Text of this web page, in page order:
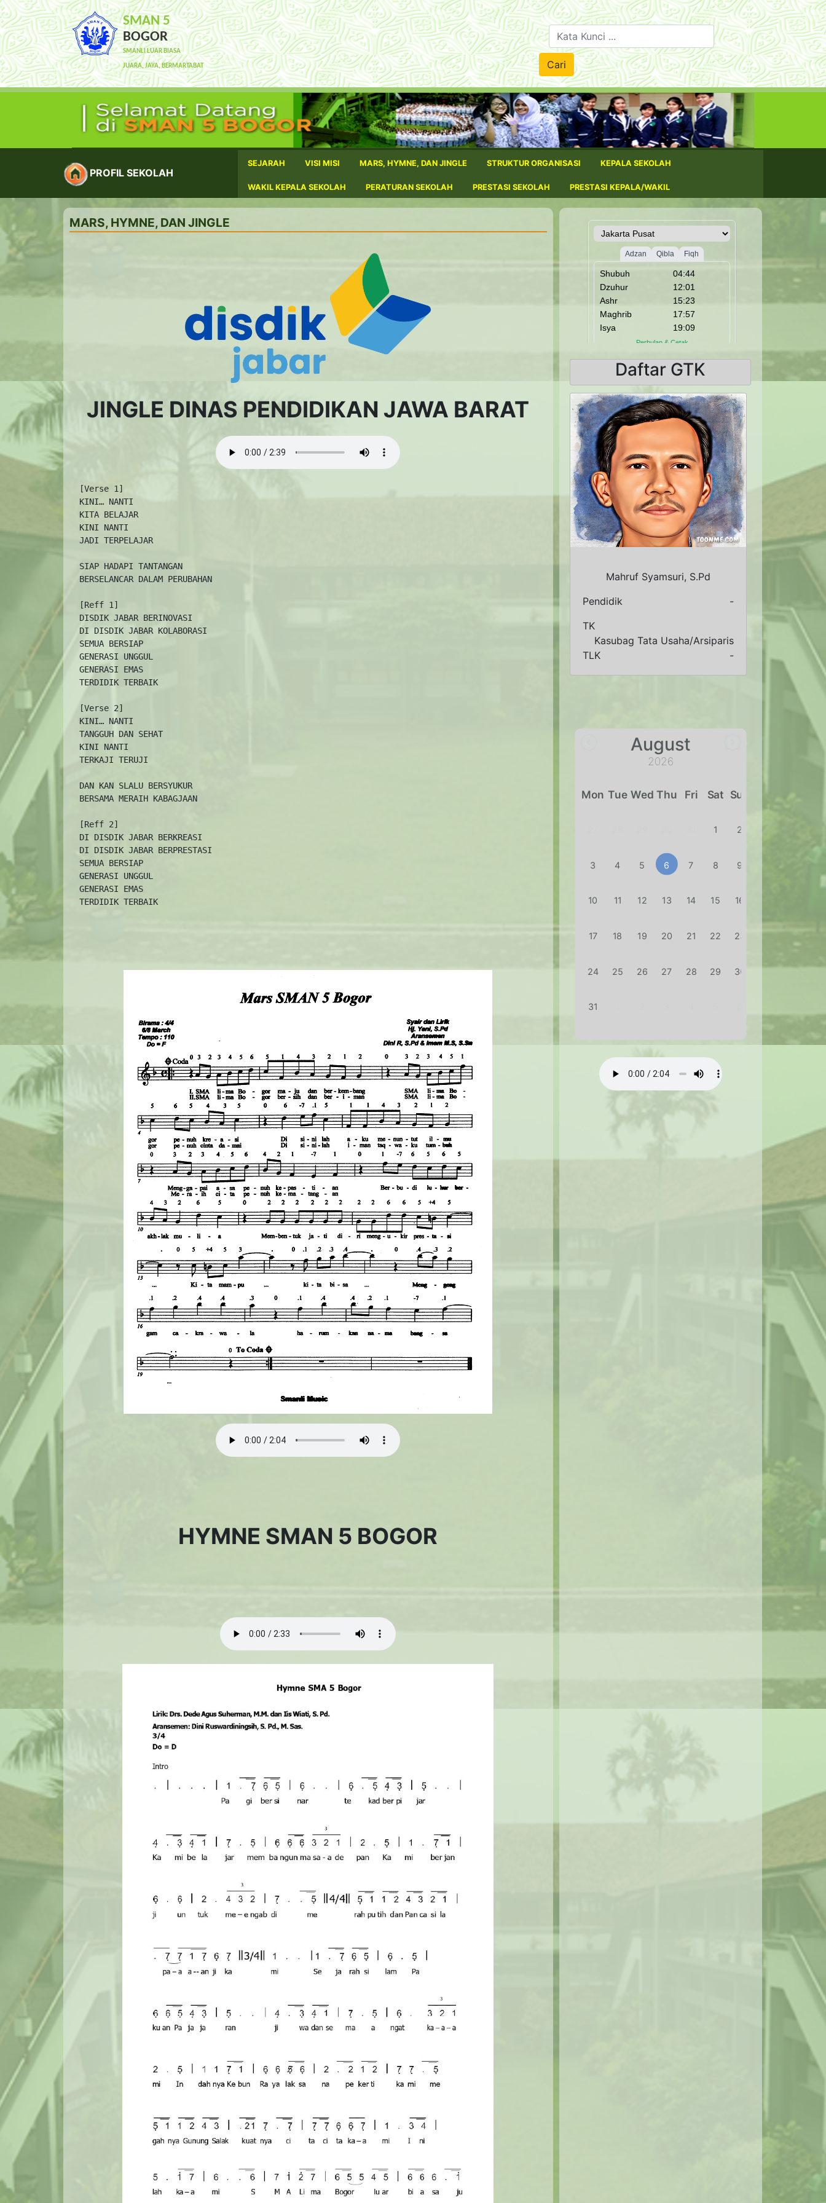
SMAN 5
BOGOR
SMANLI LUAR BIASA
JUARA, JAYA, BERMARTABAT
Kata Kunci ...
Cari
PROFIL SEKOLAH
SEJARAH VISI MISI MARS, HYMNE, DAN JINGLE STRUKTUR ORGANISASI KEPALA SEKOLAH
WAKIL KEPALA SEKOLAH PERATURAN SEKOLAH PRESTASI SEKOLAH PRESTASI KEPALA/WAKIL
MARS, HYMNE, DAN JINGLE
JINGLE DINAS PENDIDIKAN JAWA BARAT
  [Verse 1]
  KINI… NANTI
  KITA BELAJAR
  KINI NANTI
  JADI TERPELAJAR
  SIAP HADAPI TANTANGAN
  BERSELANCAR DALAM PERUBAHAN
  [Reff 1]
  DISDIK JABAR BERINOVASI
  DI DISDIK JABAR KOLABORASI
  SEMUA BERSIAP
  GENERASI UNGGUL
  GENERASI EMAS
  TERDIDIK TERBAIK
  [Verse 2]
  KINI… NANTI
  TANGGUH DAN SEHAT
  KINI NANTI
  TERKAJI TERUJI
  DAN KAN SLALU BERSYUKUR
  BERSAMA MERAIH KABAGJAAN
  [Reff 2]
  DI DISDIK JABAR BERKREASI
  DI DISDIK JABAR BERPRESTASI
  SEMUA BERSIAP
  GENERASI UNGGUL
  GENERASI EMAS
  TERDIDIK TERBAIK
HYMNE SMAN 5 BOGOR
Daftar GTK
Dra. Hj. Erni Heryani, M.Pd
Pendidik
TK
TLK
Previous Next
August
2026
Mon Tue Wed Thu Fri Sat Sun
1 2
3 4 5 6 7 8 9
10 11 12 13 14 15 16
17 18 19 20 21 22 23
24 25 26 27 28 29 30
31